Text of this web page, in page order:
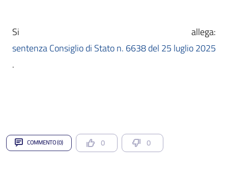
sentenza Consiglio di Stato n. 6638 del 25 luglio 2025
.
COMMENTO (0) 0 0